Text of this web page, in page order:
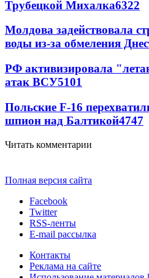
Трубецкой Михалка6322
Молдова задействовала
воды из-за обмеления
РФ активизировала
атак ВСУ5101
Польские F-16
шпион над Балтикой4747
Читать комментарии
Полная версия сайта
Facebook
Twitter
RSS-ленты
E-mail рассылка
Контакты
Реклама на сайте